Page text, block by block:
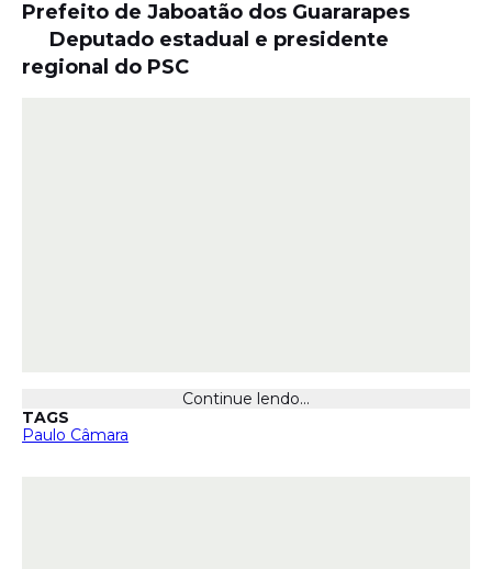
Prefeito de Jaboatão dos Guararapes
Deputado estadual e presidente
regional do PSC
Continue lendo...
TAGS
Paulo Câmara